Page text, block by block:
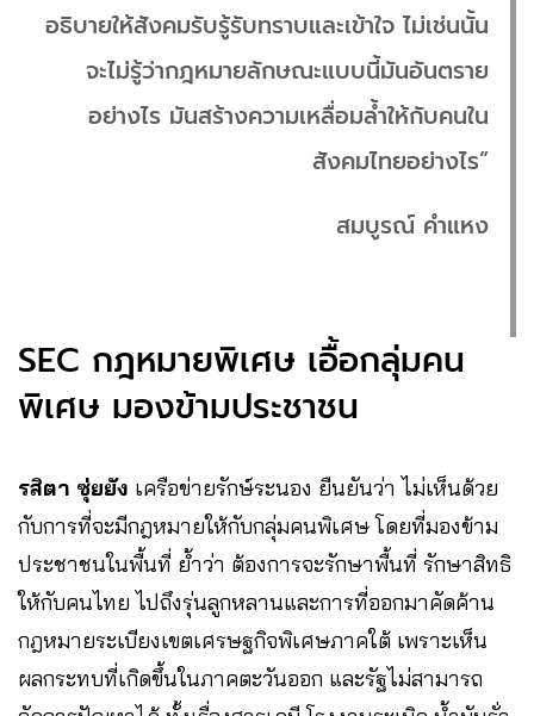
อธิบายให้สังคมรับรู้รับทราบและเข้าใจ ไม่เช่นนั้น
จะไม่รู้ว่ากฎหมายลักษณะแบบนี้มันอันตราย
อย่างไร มันสร้างความเหลื่อมล้ำให้กับคนใน
สังคมไทยอย่างไร”
สมบูรณ์ คำแหง
SEC กฎหมายพิเศษ เอื้อกลุ่มคน
พิเศษ มองข้ามประชาชน
รสิตา ซุ่ยยัง เครือข่ายรักษ์ระนอง ยืนยันว่า ไม่เห็นด้วย
กับการที่จะมีกฎหมายให้กับกลุ่มคนพิเศษ โดยที่มองข้าม
ประชาชนในพื้นที่ ย้ำว่า ต้องการจะรักษาพื้นที่ รักษาสิทธิ
ให้กับคนไทย ไปถึงรุ่นลูกหลานและการที่ออกมาคัดค้าน
กฎหมายระเบียงเขตเศรษฐกิจพิเศษภาคใต้ เพราะเห็น
ผลกระทบที่เกิดขึ้นในภาคตะวันออก และรัฐไม่สามารถ